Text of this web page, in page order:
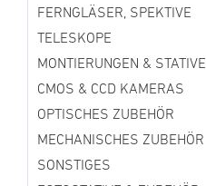
FERNGLÄSER, SPEKTIVE
TELESKOPE
MONTIERUNGEN & STATIVE
CMOS & CCD KAMERAS
OPTISCHES ZUBEHÖR
MECHANISCHES ZUBEHÖR
SONSTIGES